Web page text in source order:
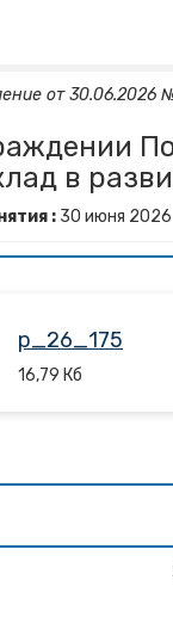
от 30.06.2026
в
: 30 июня 2026
p_26_175
16,79 Кб